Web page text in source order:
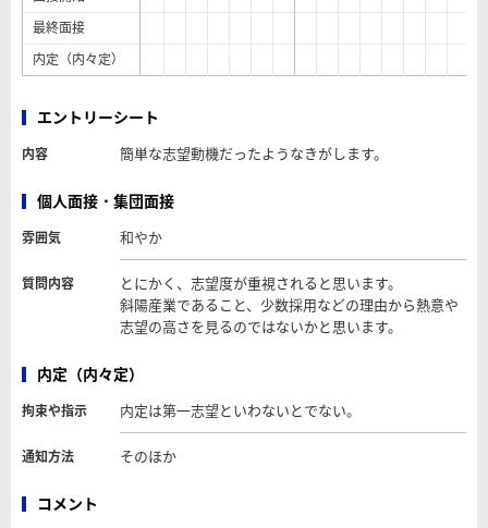
最終面接
内定（内々定）
エントリーシート
内容 簡単な志望動機だったようなきがします。
個人面接・集団面接
雰囲気 和やか
質問内容
とにかく、志望度が重視されると思います。
斜陽産業であること、少数採用などの理由から熱意や
志望の高さを見るのではないかと思います。
内定（内々定）
拘束や指示 内定は第一志望といわないとでない。
通知方法 そのほか
コメント